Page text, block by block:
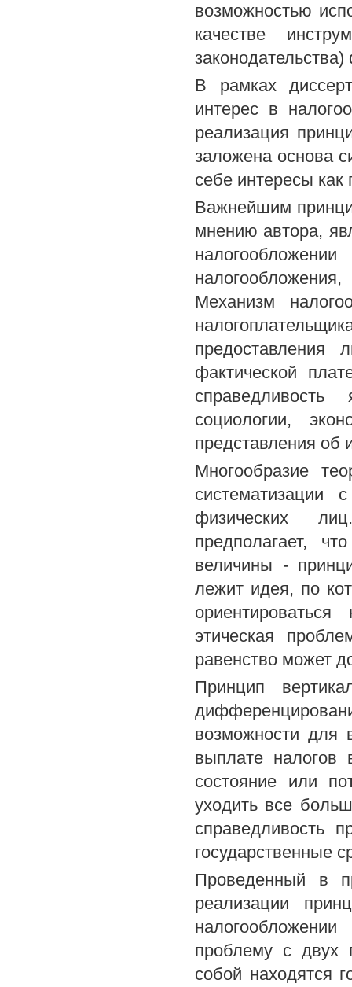
возможностью
качестве
В рамках
интерес в
реализация
заложена основа
себе интересы как
Важнейшим
мнению автора,
Механизм
фактической
социологии,
представления об
Многообразие
систематизации
физических
предполагает,
величины -
лежит идея, по
этическая
равенство может
Принцип
возможности для
выплате налогов
состояние или
уходить все
справедливость
государственные
Проведенный в
реализации
проблему с двух
собой находятся